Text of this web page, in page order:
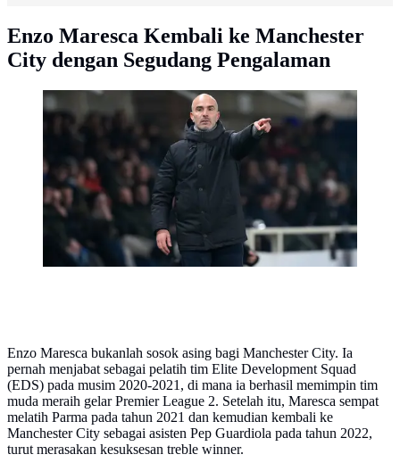
Enzo Maresca Kembali ke Manchester
City dengan Segudang Pengalaman
Pelatih Chelsea, Enzo Maresca, memberikan instruksi
selama laga Liga Champions melawan Atalanta di
Bergamo, Italia, Rabu, (10/12/2025). (AP
Photo/Antonio Calanni)
Enzo Maresca bukanlah sosok asing bagi Manchester City. Ia
pernah menjabat sebagai pelatih tim Elite Development Squad
(EDS) pada musim 2020-2021, di mana ia berhasil memimpin tim
muda meraih gelar Premier League 2. Setelah itu, Maresca sempat
melatih Parma pada tahun 2021 dan kemudian kembali ke
Manchester City sebagai asisten Pep Guardiola pada tahun 2022,
turut merasakan kesuksesan treble winner.